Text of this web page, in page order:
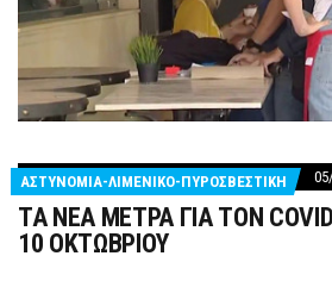
ΑΣΤΥΝΟΜΙΑ-ΛΙΜΕΝΙΚΟ-ΠΥΡΟΣΒΕΣΤΙΚΗ
ΤΑ ΝΕΑ ΜΕΤΡΑ ΓΙΑ ΤΟΝ
10 ΟΚΤΩΒΡΙΟΥ